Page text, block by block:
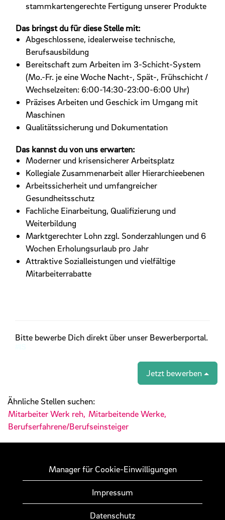
stammkartengerechte Fertigung unserer Produkte
Das bringst du für diese Stelle mit:
Abgeschlossene, idealerweise technische,
Berufsausbildung
Bereitschaft zum Arbeiten im 3-Schicht-System
(Mo.-Fr. je eine Woche Nacht-, Spät-, Frühschicht /
Wechselzeiten: 6:00-14:30-23:00-6:00 Uhr)
Präzises Arbeiten und Geschick im Umgang mit
Maschinen
Qualitätssicherung und Dokumentation
Das kannst du von uns erwarten:
Moderner und krisensicherer Arbeitsplatz
Kollegiale Zusammenarbeit aller Hierarchieebenen
Arbeitssicherheit und umfangreicher
Gesundheitsschutz
Fachliche Einarbeitung, Qualifizierung und
Weiterbildung
Marktgerechter Lohn zzgl. Sonderzahlungen und 6
Wochen Erholungsurlaub pro Jahr
Attraktive Sozialleistungen und vielfältige
Mitarbeiterrabatte
Bitte bewerbe Dich direkt über unser Bewerberportal.
Jetzt bewerben
Ähnliche Stellen suchen:
Mitarbeiter Werk reh, Mitarbeitende Werke,
Berufserfahrene/Berufseinsteiger
Manager für Cookie-Einwilligungen
Impressum
Datenschutz